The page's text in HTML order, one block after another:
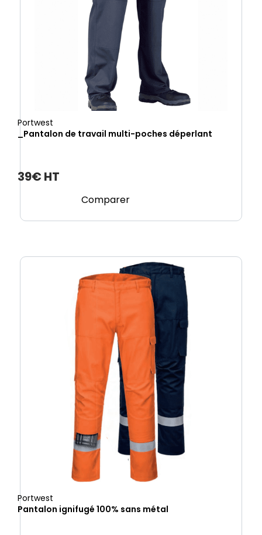
Portwest
_Pantalon de travail multi-poches déperlant
39€ HT
Comparer
Portwest
Pantalon ignifugé 100% sans métal